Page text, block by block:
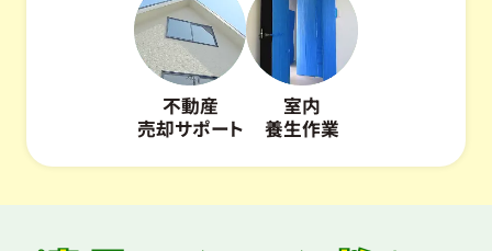
不動産
売却サポート
室内
養生作業